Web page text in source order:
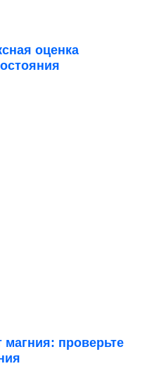
оценка
проверьте